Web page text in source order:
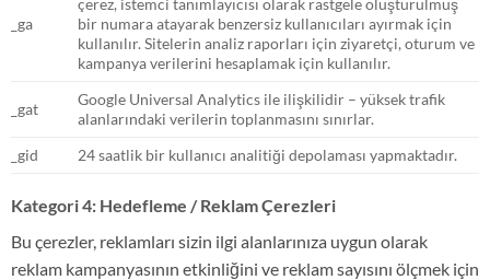
_ga
bir numara atayarak benzersiz kullanıcıları ayırmak için
kullanılır. Sitelerin analiz raporları için ziyaretçi, oturum ve
kampanya verilerini hesaplamak için kullanılır.
_gat
Google Universal Analytics ile ilişkilidir – yüksek trafik
alanlarındaki verilerin toplanmasını sınırlar.
_gid
24 saatlik bir kullanıcı analitiği depolaması yapmaktadır.
Kategori 4: Hedefleme / Reklam Çerezleri
Bu çerezler, reklamları sizin ilgi alanlarınıza uygun olarak
reklam kampanyasının etkinliğini ve reklam sayısını ölçmek için